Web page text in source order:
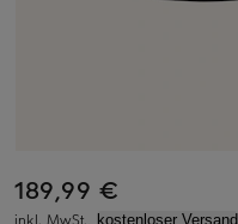
189,99 €
inkl. MwSt., kostenloser Versand